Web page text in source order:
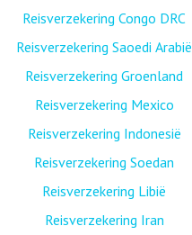
Reisverzekering Congo DRC
Reisverzekering Saoedi Arabië
Reisverzekering Groenland
Reisverzekering Mexico
Reisverzekering Indonesië
Reisverzekering Soedan
Reisverzekering Libië
Reisverzekering Iran